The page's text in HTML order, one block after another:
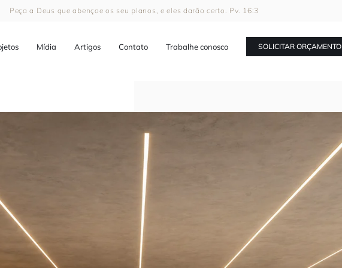
Peça a Deus que abençoe os seu planos, e eles darão certo. Pv. 16:3
Mídia Artigos Contato Trabalhe conosco SOLICITAR ORÇAMENTO